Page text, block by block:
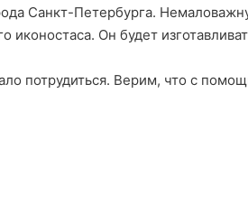
Санкт-Петербурга.
иконостаса. Он будет
потрудиться. Верим, что с